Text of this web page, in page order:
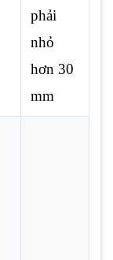
phải
nhỏ
hơn 30
mm